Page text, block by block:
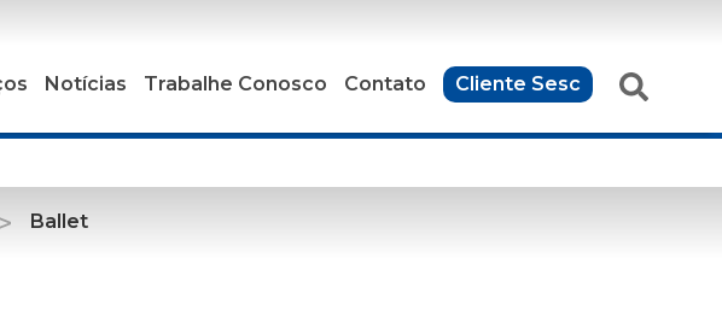
Notícias Trabalhe Conosco Contato Cliente Sesc
Ballet